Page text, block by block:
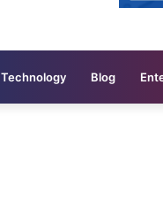
Technology Blog